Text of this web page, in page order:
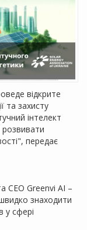
відкрите
та захисту
інтелект
розвивати
передає
CEO Greenvi AI –
знаходити
у сфері